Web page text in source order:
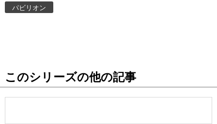
パビリオン
このシリーズの他の記事